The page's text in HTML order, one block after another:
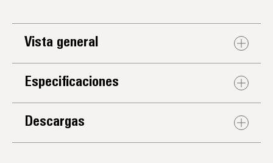
Vista general
Especificaciones
Descargas